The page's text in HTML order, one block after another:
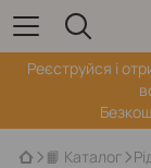
Реєструйся і
📙 Каталог